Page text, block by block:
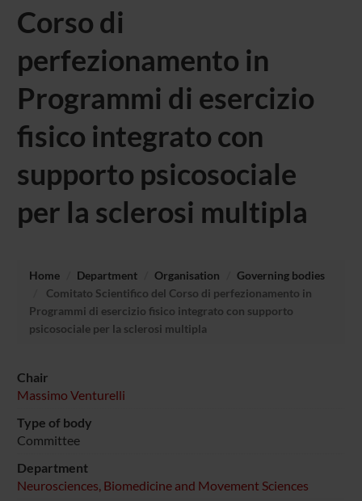
Corso di
perfezionamento in
Programmi di esercizio
fisico integrato con
supporto psicosociale
per la sclerosi multipla
Home Department Organisation
Governing bodies
Comitato Scientifico del Corso di perfezionamento in
Programmi di esercizio fisico integrato con supporto
psicosociale per la sclerosi multipla
Chair
Massimo Venturelli
Type of body
Committee
Department
Neurosciences, Biomedicine and Movement Sciences